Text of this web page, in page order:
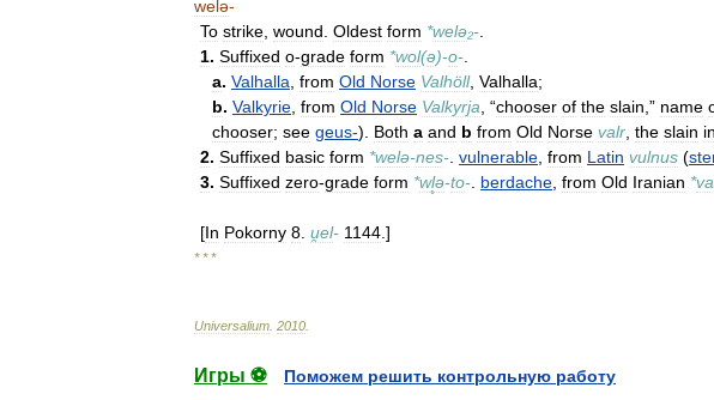
welə-
To strike wound Oldest form *welə₂-
1. Suffixed o-grade form *wol(ə)-o-
a. Valhalla from Old Norse Valhöll, Valhalla;
b. Valkyrie from Old Norse Valkyrja , “chooser of the slain ,” name
chooser; see geus-). Both a and b from Old Norse valr the slain in
2. Suffixed basic form *welə-nes- vulnerable from Latin vulnus (
3. Suffixed zero-grade form *wl̥ə-to- berdache from Old Iranian *
[In Pokorny 8 u̯el- 1144 .]
* * *
Universalium 2010
Игры ⚽
Поможем решить контрольную работу